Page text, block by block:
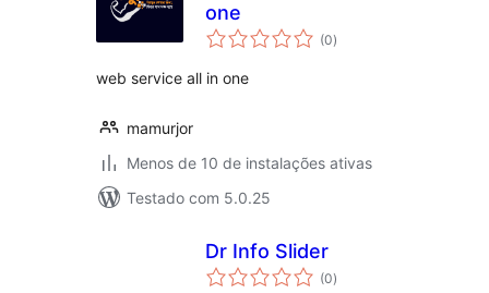
one
(0total
de
)
web service all in one
mamurjor
Menos de 10 de instalações ativas
Testado com 5.0.25
Dr Info Slider
(0total
de
)